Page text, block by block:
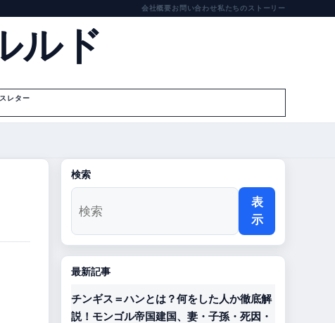
会社概要お問い合わせ私たちのストーリー
ルド
レター
検索
表
示
最新記事
チンギス＝ハンとは？何をした人か徹底解
説！モンゴル帝国建国、妻・子孫・死因・